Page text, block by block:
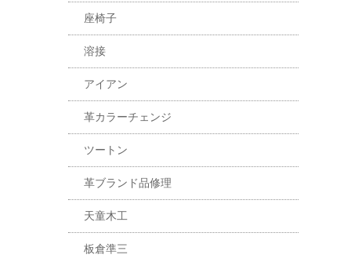
座椅子
溶接
アイアン
革カラーチェンジ
ツートン
革ブランド品修理
天童木工
板倉準三